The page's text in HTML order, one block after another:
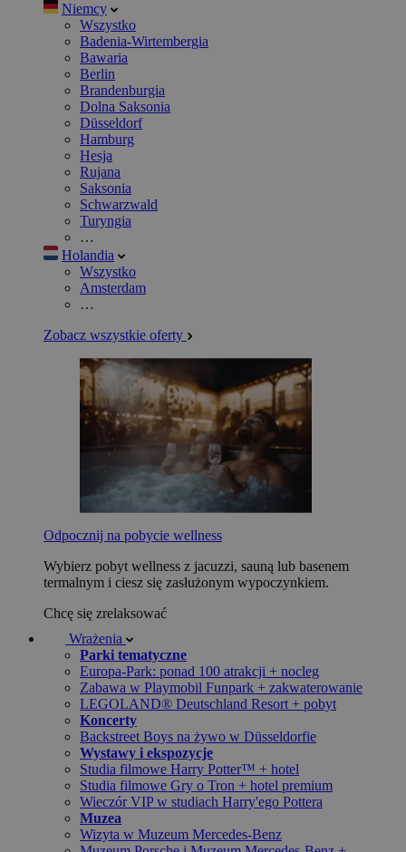
Niemcy
Wszystko
Badenia-Wirtembergia
Bawaria
Berlin
Brandenburgia
Dolna Saksonia
Düsseldorf
Hamburg
Hesja
Rujana
Saksonia
Schwarzwald
Turyngia
…
Holandia
Wszystko
Amsterdam
…
Zobacz wszystkie oferty
Odpocznij na pobycie wellness
Wybierz pobyt wellness z jacuzzi, sauną lub basenem
termalnym i ciesz się zasłużonym wypoczynkiem.
Chcę się zrelaksować
Wrażenia
Parki tematyczne
Europa-Park: ponad 100 atrakcji + nocleg
Zabawa w Playmobil Funpark + zakwaterowanie
LEGOLAND® Deutschland Resort + pobyt
Koncerty
Backstreet Boys na żywo w Düsseldorfie
Wystawy i ekspozycje
Studia filmowe Harry Potter™ + hotel
Studia filmowe Gry o Tron + hotel premium
Wieczór VIP w studiach Harry'ego Pottera
Muzea
Wizyta w Muzeum Mercedes-Benz